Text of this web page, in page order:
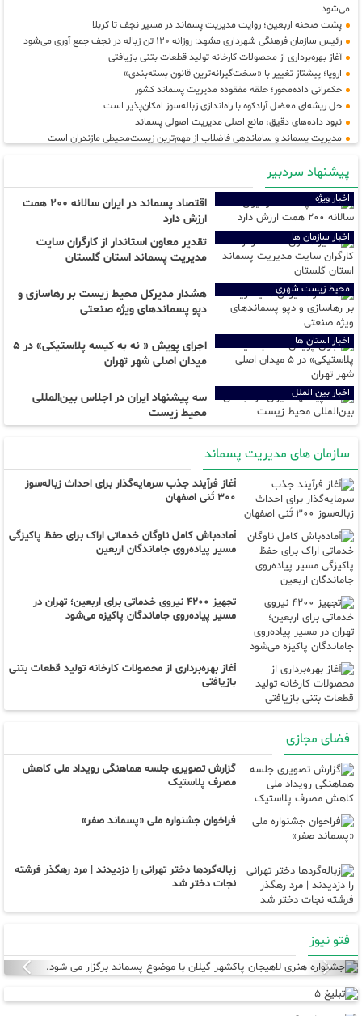
می‌شود
پشت صحنه اربعین؛ روایت مدیریت پسماند در مسیر نجف تا کربلا
رئیس سازمان فرهنگی شهرداری مشهد: روزانه ۱۲۰ تن زباله در نجف جمع آوری می‌شود
آغاز بهره‌برداری از محصولات کارخانه تولید قطعات بتنی بازیافتی
اروپا؛ پیشتاز تغییر با «سخت‌گیرانه‌ترین قانون بسته‌بندی»
حکمرانی داده‌محور؛ حلقه مفقوده مدیریت پسماند کشور
حل ریشه‌ای معضل آرادکوه با راه‌اندازی زباله‌سوز امکان‌پذیر است
نبود داده‌های دقیق، مانع اصلی مدیریت اصولی پسماند
مدیریت پسماند و ساماندهی فاضلاب از مهم‌ترین زیست‌محیطی مازندران است
شهری شهرداری مشهد
پیشرفت چشمگیر راه دسترسی،سیستم پیش تصفیه و آمادگی کامل تصفیه‌خانه
زباله‌سوز ساری
خطر پنهان در زباله‌های خانگی؛ راهکارهای اصولی برای دفع پسماندهای عفونی و دارویی
محل فعلی بازیافت کیش به پروژه گردشگری تبدیل می‌شود
پیشنهاد سردبیر
اخبار ویژه
اقتصاد پسماند در ایران سالانه ۲۰۰ همت
ارزش دارد
اخبار سازمان ها
تقدیر معاون استاندار از کارگران سایت
مدیریت پسماند استان گلستان
محیط زیست شهری
هشدار مدیرکل محیط زیست بر رهاسازی و
دپو پسماند‌های ویژه صنعتی
اخبار استان ها
اجرای پویش « نه به کیسه پلاستیکی» در ۵
میدان اصلی شهر تهران
اخبار بین الملل
سه پیشنهاد ایران در اجلاس بین‌المللی
محیط زیست
سازمان های مدیریت پسماند
آغاز فرآیند جذب سرمایه‌گذار برای احداث زباله‌سوز
۳۰۰ تُنی اصفهان
آماده‌باش کامل ناوگان خدماتی اراک برای حفظ پاکیزگی
مسیر پیاده‌روی جاماندگان اربعین
تجهیز ۴۲۰۰ نیروی خدماتی برای اربعین؛ تهران در
مسیر پیاده‌روی جاماندگان پاکیزه می‌شود
آغاز بهره‌برداری از محصولات کارخانه تولید قطعات بتنی
بازیافتی
فضای مجازی
گزارش تصویری جلسه هماهنگی رویداد ملی کاهش
مصرف پلاستیک
فراخوان جشنواره ملی «پسماند صفر»
زباله‌گردها دختر تهرانی را دزدیدند | مرد رهگذر فرشته
نجات دختر شد
فتو نیوز
Previous